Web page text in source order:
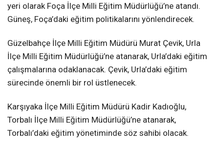
yeri olarak Foça İlçe Milli Eğitim Müdürlüğü’ne atandı.
Güneş, Foça’daki eğitim politikalarını yönlendirecek.
Güzelbahçe İlçe Milli Eğitim Müdürü Murat Çevik, Urla
İlçe Milli Eğitim Müdürlüğü’ne atanarak, Urla’daki eğitim
çalışmalarına odaklanacak. Çevik, Urla’daki eğitim
sürecinde önemli bir rol üstlenecek.
Karşıyaka İlçe Milli Eğitim Müdürü Kadir Kadıoğlu,
Torbalı İlçe Milli Eğitim Müdürlüğü’ne atanarak,
Torbalı’daki eğitim yönetiminde söz sahibi olacak.